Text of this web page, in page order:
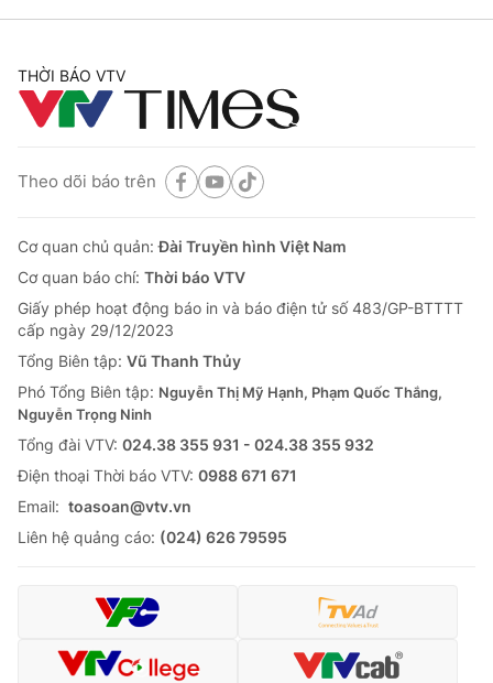
THỜI BÁO VTV
Theo dõi báo trên
Cơ quan chủ quản:Đài Truyền hình Việt Nam
Cơ quan báo chí: Thời báo VTV
Giấy phép hoạt động báo in và báo điện tử số 483/GP-BTTTT
cấp ngày 29/12/2023
Tổng Biên tập: Vũ Thanh Thủy
Phó Tổng Biên tập: Nguyễn Thị Mỹ Hạnh, Phạm Quốc Thắng,
Nguyễn Trọng Ninh
Tổng đài VTV: 024.38 355 931 - 024.38 355 932
Ðiện thoại Thời báo VTV: 0988 671 671
Email: toasoan@vtv.vn
Liên hệ quảng cáo: (024) 626 79595